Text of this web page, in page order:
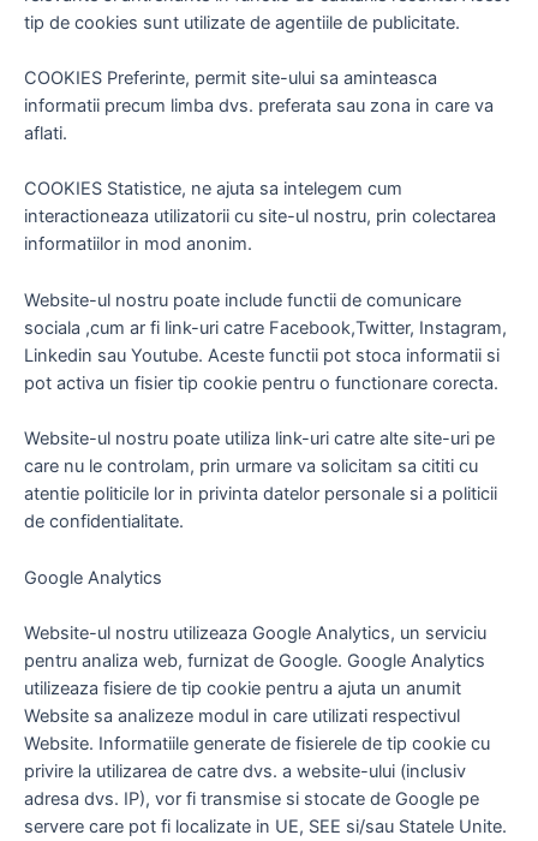
tip de cookies sunt utilizate de agentiile de publicitate.
COOKIES Preferinte, permit site-ului sa aminteasca
informatii precum limba dvs. preferata sau zona in care va
aflati.
COOKIES Statistice, ne ajuta sa intelegem cum
interactioneaza utilizatorii cu site-ul nostru, prin colectarea
informatiilor in mod anonim.
Website-ul nostru poate include functii de comunicare
sociala ,cum ar fi link-uri catre Facebook,Twitter, Instagram,
Linkedin sau Youtube. Aceste functii pot stoca informatii si
pot activa un fisier tip cookie pentru o functionare corecta.
Website-ul nostru poate utiliza link-uri catre alte site-uri pe
care nu le controlam, prin urmare va solicitam sa cititi cu
atentie politicile lor in privinta datelor personale si a politicii
de confidentialitate.
Google Analytics
Website-ul nostru utilizeaza Google Analytics, un serviciu
pentru analiza web, furnizat de Google. Google Analytics
utilizeaza fisiere de tip cookie pentru a ajuta un anumit
Website sa analizeze modul in care utilizati respectivul
Website. Informatiile generate de fisierele de tip cookie cu
privire la utilizarea de catre dvs. a website-ului (inclusiv
adresa dvs. IP), vor fi transmise si stocate de Google pe
servere care pot fi localizate in UE, SEE si/sau Statele Unite.
marketing
Prin partajarea
comportamentului
tău în timp ce
vizitezi site-ul
nostru, crești șansa
și
oferte personalizate.